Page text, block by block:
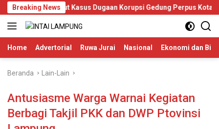
Langsung
ke
konten
Breaking News
Terus Usut Kasus Dugaan Korupsi Gedung Perpus Kotabumi
Home Advertorial Ruwa Jurai Nasional Ekonomi dan
Beranda Lain-Lain
Antusiasme Warga Warnai Kegiatan
Berbagi Takjil PKK dan DWP Ptovinsi